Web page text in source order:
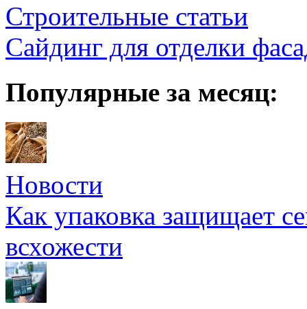
Строительные статьи
Сайдинг для отделки
Популярные за месяц:
Новости
Как упаковка защищает
всхожести